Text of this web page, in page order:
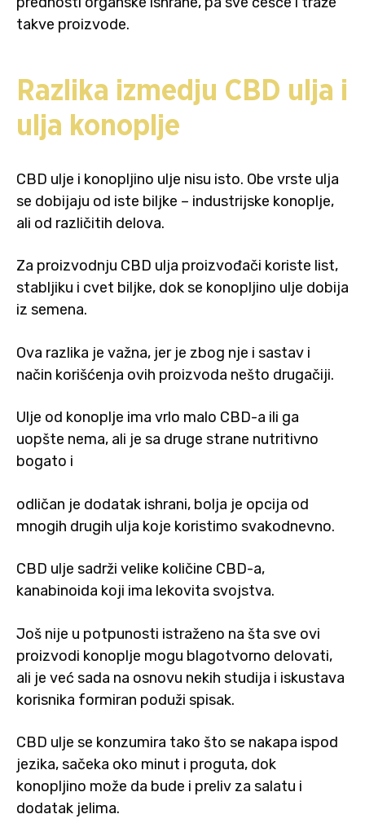
takve proizvode.
Razlika izmedju CBD ulja i
ulja konoplje
CBD ulje i konopljino ulje nisu isto. Obe vrste ulja
se dobijaju od iste biljke – industrijske konoplje,
ali od različitih delova.
Za proizvodnju CBD ulja proizvođači koriste list,
stabljiku i cvet biljke, dok se konopljino ulje dobija
iz semena.
Ova razlika je važna, jer je zbog nje i sastav i
način korišćenja ovih proizvoda nešto drugačiji.
Ulje od konoplje ima vrlo malo CBD-a ili ga
uopšte nema, ali je sa druge strane nutritivno
bogato i
odličan je dodatak ishrani, bolja je opcija od
mnogih drugih ulja koje koristimo svakodnevno.
CBD ulje sadrži velike količine CBD-a,
kanabinoida koji ima lekovita svojstva.
Još nije u potpunosti istraženo na šta sve ovi
proizvodi konoplje mogu blagotvorno delovati,
ali je već sada na osnovu nekih studija i iskustava
korisnika formiran poduži spisak.
CBD ulje se konzumira tako što se nakapa ispod
jezika, sačeka oko minut i proguta, dok
konopljino može da bude i preliv za salatu i
dodatak jelima.